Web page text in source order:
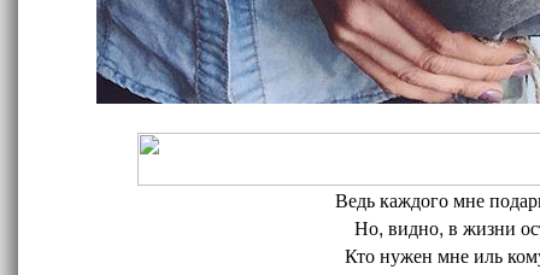
Ведь каждого мне
Но, видно, в жизни
Кто нужен мне иль